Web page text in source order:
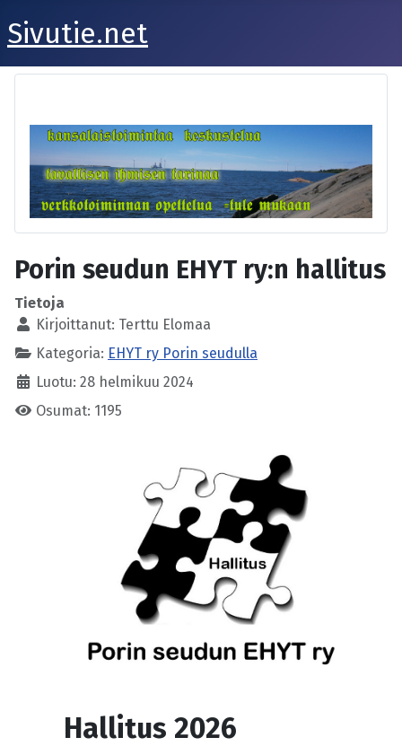
Sivutie.net
Porin seudun EHYT ry:n hallitus
Tietoja
Kirjoittanut: Terttu Elomaa
Kategoria: EHYT ry Porin seudulla
Luotu: 28 helmikuu 2024
Osumat: 1195
Hallitus 2026